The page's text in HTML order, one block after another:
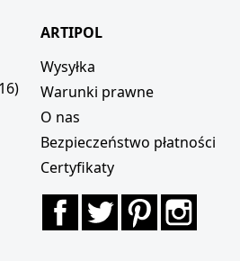
ARTIPOL
Wysyłka
Warunki prawne
O nas
Bezpieczeństwo płatności
Certyfikaty
FacebookTwitterPinterest